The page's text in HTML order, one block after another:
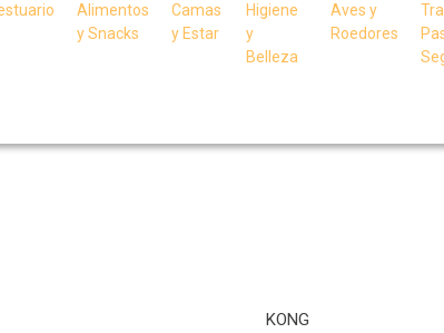
Alimentos
y Snacks
Camas
y Estar
Higiene
y
Belleza
Aves y
Roedores
KONG